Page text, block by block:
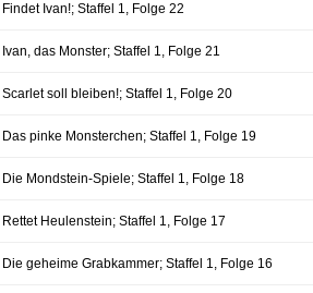
Findet Ivan!; Staffel 1, Folge 22
Ivan, das Monster; Staffel 1, Folge 21
Scarlet soll bleiben!; Staffel 1, Folge 20
Das pinke Monsterchen; Staffel 1, Folge 19
Die Mondstein-Spiele; Staffel 1, Folge 18
Rettet Heulenstein; Staffel 1, Folge 17
Die geheime Grabkammer; Staffel 1, Folge 16